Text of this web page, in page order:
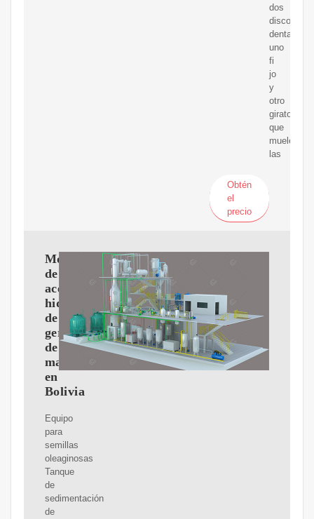
dos
discos
dentados,
uno
fi
jo
y
otro
giratorio,
que
muelen
las
Obtén
el
precio
Molino
de
aceite/aceite
hidráulico
de
germen
de
maíz
en
Bolivia
Equipo
para
semillas
oleaginosas
Tanque
de
sedimentación
de